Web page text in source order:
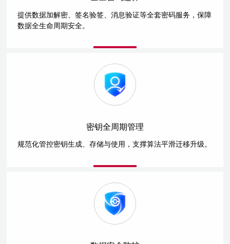
提供数据加解密、签名验签、消息验证等全套密码服务，保障
数据全生命周期安全。
密钥全周期管理
规范化管控密钥生成、存储与使用，支撑算法平滑迁移升级。